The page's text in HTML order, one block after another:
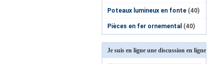
Poteaux lumineux en fonte (40)
Pièces en fer ornemental (40)
Je suis en ligne une discussion en ligne